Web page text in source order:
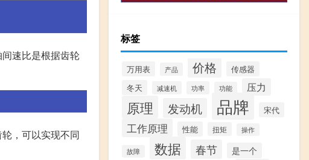
速比是根据齿轮
，可以实现不同
标签
万用表 产品 价格
传感器
冬天
减速机 功率 功能 压力
原理 发动机 品牌 宋代
工作原理 性能 扭矩 操作
故障 数据 春节
是一个